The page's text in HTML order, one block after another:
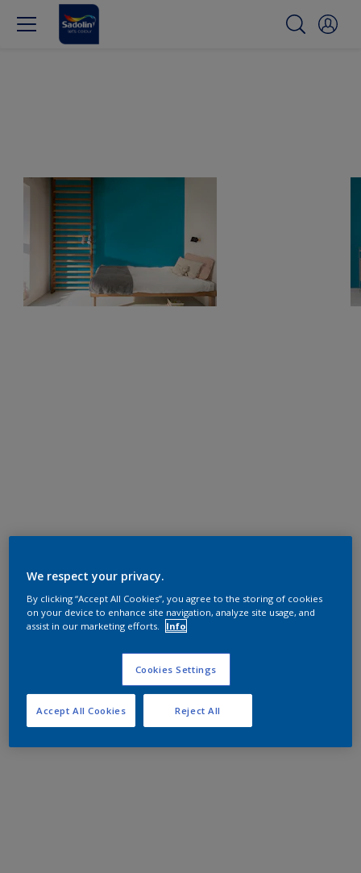
We respect your privacy.
By clicking “Accept All Cookies”, you agree to the storing of cookies
on your device to enhance site navigation, analyze site usage, and
assist in our marketing efforts.
Info
Cookies Settings
Reject All
Accept All Cookies